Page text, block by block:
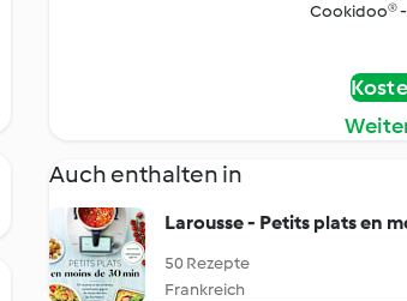
Cookidoo® -
Auch enthalten in
Larousse - Petits plats en
50 Rezepte
Frankreich